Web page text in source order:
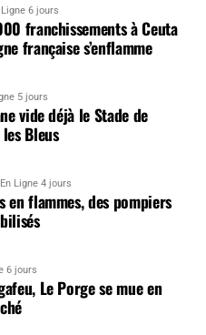
Ligne 6 jours
franchissements à Ceuta
française s’enflamme
5 jours
vide déjà le Stade de
Bleus
En Ligne 4 jours
en flammes, des pompiers
6 jours
Le Porge se mue en